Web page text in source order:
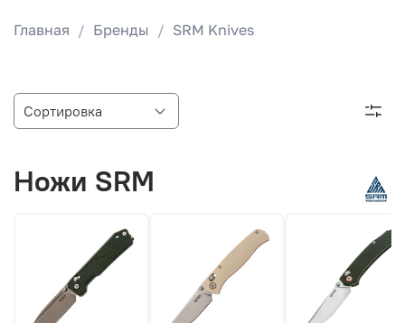
Главная Бренды SRM Knives
Ножи SRM